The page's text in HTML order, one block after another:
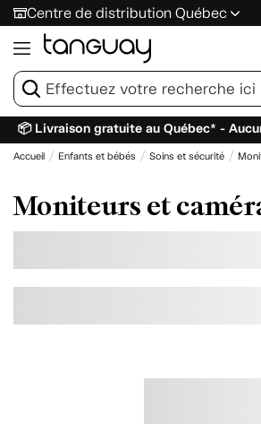
Centre de distribution Québec
📦 Livraison gratuite au Québec* -
Accueil Enfants et bébés Soins et sécurité
Moniteurs et